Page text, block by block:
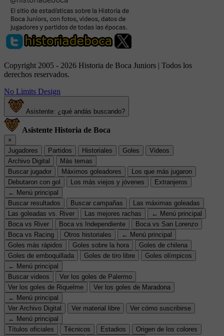
Copyright 2005 - 2026 Historia de Boca Juniors | Todos los
derechos reservados.
No Limits Design
Asistente: ¿qué andás buscando?
Asistente Historia de Boca
×
Jugadores
Partidos Historiales Goles
Videos
Archivo Digital
Más temas
Buscar jugador
Máximos goleadores
Los que más jugaron
Debutaron con gol
Los más viejos y jóvenes
Extranjeros
← Menú principal
Buscar resultados
Buscar campañas
Las máximas goleadas
Las goleadas vs. River
Las mejores rachas
← Menú principal
Boca vs River
Boca vs Independiente
Boca vs San Lorenzo
Boca vs Racing
Otros historiales
← Menú principal
Goles más rápidos
Goles sobre la hora
Goles de chilena
Goles de emboquillada
Goles de tiro libre
Goles olímpicos
← Menú principal
Buscar videos
Ver los goles de Palermo
Ver los goles de Riquelme
Ver los goles de Maradona
← Menú principal
Ver Archivo Digital
Ver material libre
Ver cómo suscribirse
← Menú principal
Títulos oficiales
Técnicos Estadios
Origen de los colores